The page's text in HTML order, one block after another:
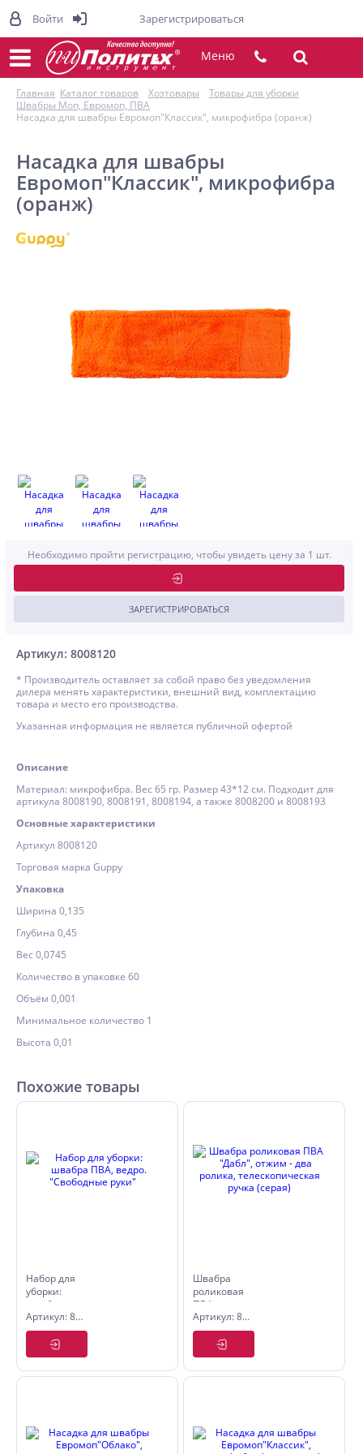
Меню
Главная Каталог товаров Хозтовары
Товары для уборки
Швабры Моп, Евромоп, ПВА
Насадка для швабры Евромоп"Классик", микрофибра (оранж)
Насадка для швабры
Евромоп"Классик", микрофибра
(оранж)
Артикул: 8008120
Необходимо пройти регистрацию, чтобы увидеть цену за 1 шт.
ЗАРЕГИСТРИРОВАТЬСЯ
* Производитель оставляет за собой право без уведомления
дилера менять характеристики, внешний вид, комплектацию
товара и место его производства.
Указанная информация не является публичной офертой
Описание
Материал: микрофибра. Вес 65 гр. Размер 43*12 см. Подходит для
артикула 8008190, 8008191, 8008194, а также 8008200 и 8008193
Основные характеристики
Артикул 8008120
Торговая марка Guppy
Упаковка
Ширина 0,135
Глубина 0,45
Вес 0,0745
Количество в упаковке 60
Объём 0,001
Минимальное количество 1
Высота 0,01
Похожие товары
Набор для
уборки:
швабра
ПВА,
ведро.
"Свободные
руки"
Артикул: 8008320
Швабра
роликовая
ПВА
"Дабл",
отжим -
ролика,
телескопическая
Артикул: 8008241
Войти Зарегистрироваться